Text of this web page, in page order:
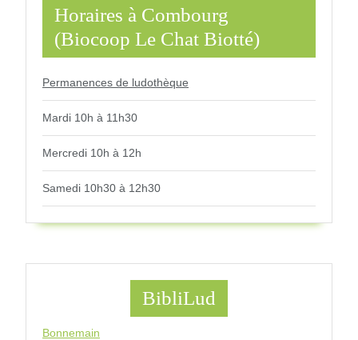
Horaires à Combourg
(Biocoop Le Chat Biotté)
Permanences de ludothèque
Mardi 10h à 11h30
Mercredi 10h à 12h
Samedi 10h30 à 12h30
BibliLud
Bonnemain